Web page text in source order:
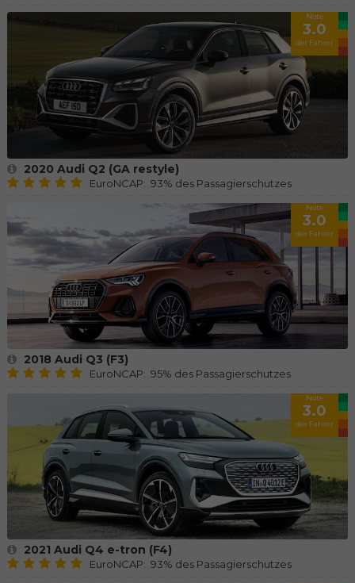
Note
3.0
der Fahrer
2020 Audi Q2 (GA restyle)
EuroNCAP: 93% des Passagierschutzes
Note
3.0
der Fahrer
2018 Audi Q3 (F3)
EuroNCAP: 95% des Passagierschutzes
Note
3.0
der Fahrer
2021 Audi Q4 e-tron (F4)
EuroNCAP: 93% des Passagierschutzes